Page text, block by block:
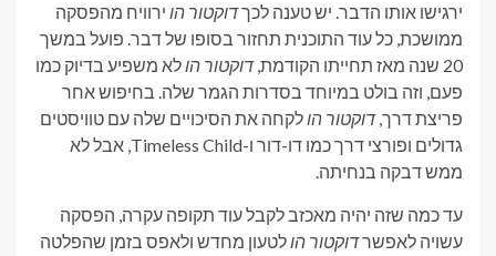
ירגישו אותו הדבר. יש טענה לכךדוקטור הו ירוויח מהפסקה
ממושכת, כל עוד התוכנית תחזור בסופו של דבר. פועל במשך
20 שנה מאז תחייתו הקודמת,
דוקטור הולא משפיע בדיוק כמו
פעם, וזה בולט במיוחד בסדרות הגמר שלה. בחיפוש אחר
פריצת דרך,דוקטור הולקחה את הסיכויים שלה עם טוויסטים
גדולים ופורצי דרך כמו דו-דור ו-Timeless Child, אבל לא
ממש דבקה בנחיתה.
עד כמה שזה יהיה מאכזב לקבל עוד תקופה עקרה, הפסקה
עשויה לאפשרדוקטור הולטעון מחדש ולאפס בזמן שהפלטה